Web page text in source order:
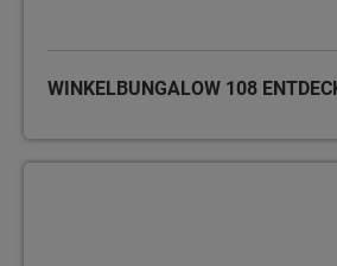
WINKELBUNGALOW 108